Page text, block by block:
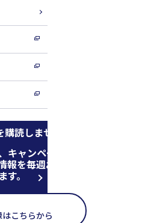
読しませんか
キャンペーン、イ
報を毎週お届けし
す。
こちらから